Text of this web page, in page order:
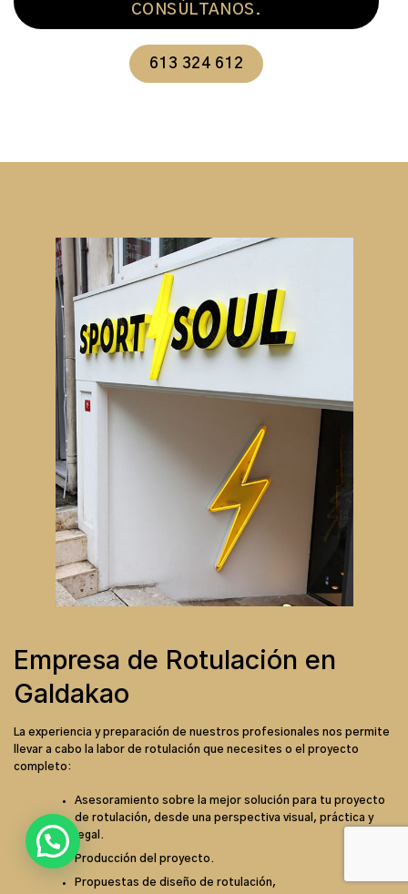
CONSÚLTANOS.
613 324 612
Empresa de Rotulación en
Galdakao
La experiencia y preparación de nuestros profesionales nos permite
llevar a cabo la labor de rotulación que necesites o el proyecto
completo:
Asesoramiento sobre la mejor solución para tu proyecto
de rotulación, desde una perspectiva visual, práctica y
legal.
Producción del proyecto.
Propuestas de diseño de rotulación,